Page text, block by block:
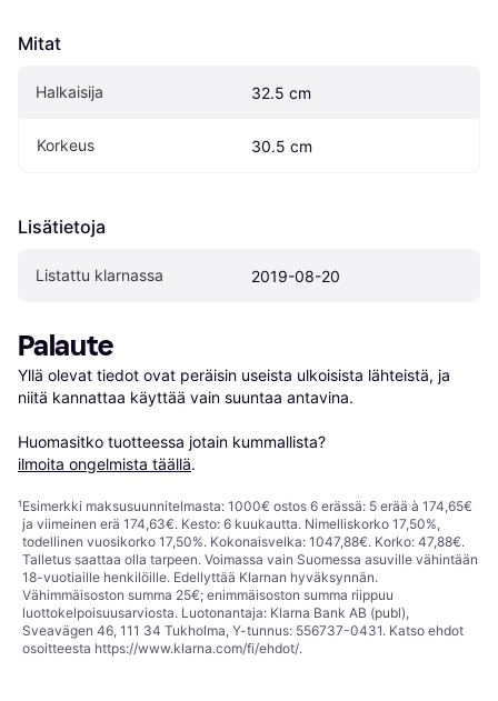
Mitat
Halkaisija 32.5 cm
Korkeus 30.5 cm
Lisätietoja
Listattu klarnassa 2019-08-20
Palaute
Yllä olevat tiedot ovat peräisin useista ulkoisista lähteistä, ja
niitä kannattaa käyttää vain suuntaa antavina.
Huomasitko tuotteessa jotain kummallista?
ilmoita ongelmista täällä.
¹Esimerkki maksusuunnitelmasta: 1000€ ostos 6 erässä: 5 erää à 174,65€
ja viimeinen erä 174,63€. Kesto: 6 kuukautta. Nimelliskorko 17,50%,
todellinen vuosikorko 17,50%. Kokonaisvelka: 1047,88€. Korko: 47,88€.
Talletus saattaa olla tarpeen. Voimassa vain Suomessa asuville vähintään
18-vuotiaille henkilöille. Edellyttää Klarnan hyväksynnän.
Vähimmäisoston summa 25€; enimmäisoston summa riippuu
luottokelpoisuusarviosta. Luotonantaja: Klarna Bank AB (publ),
Sveavägen 46, 111 34 Tukholma, Y-tunnus: 556737-0431. Katso ehdot
osoitteesta https://www.klarna.com/fi/ehdot/.